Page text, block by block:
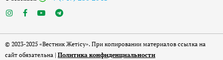
© 2023-2025 «Вестник Жетісу». При копировании материалов ссылка на
сайт обязательна | Политика конфиденциальности